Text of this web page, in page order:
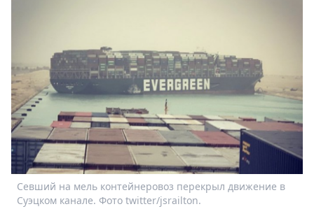
релизы
О
Metro
Стримы
Спецпроекты
Звезды
Выборы
2026
Скачай
Севший на мель контейнеровоз перекрыл движение в
Суэцком канале. Фото twitter/jsrailton.